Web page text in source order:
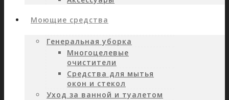
Моющие средства
Генеральная уборка
Многоцелевые
очистители
Средства для мытья
окон и стекол
Уход за ванной и туалетом